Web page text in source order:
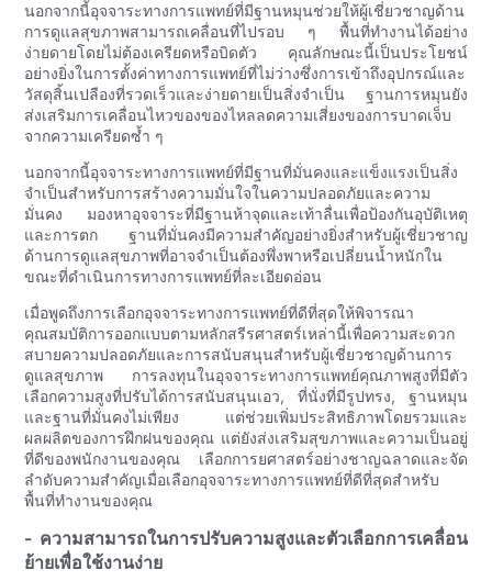
นอกจากนี้อุจจาระทางการแพทย์ที่มีฐานหมุนช่วยให้ผู้เชี่ยวชาญด้าน
การดูแลสุขภาพสามารถเคลื่อนที่ไปรอบ ๆ พื้นที่ทำงานได้อย่าง
ง่ายดายโดยไม่ต้องเครียดหรือบิดตัว คุณลักษณะนี้เป็นประโยชน์
อย่างยิ่งในการตั้งค่าทางการแพทย์ที่ไม่ว่างซึ่งการเข้าถึงอุปกรณ์และ
วัสดุสิ้นเปลืองที่รวดเร็วและง่ายดายเป็นสิ่งจำเป็น ฐานการหมุนยัง
ส่งเสริมการเคลื่อนไหวของของไหลลดความเสี่ยงของการบาดเจ็บ
จากความเครียดซ้ำ ๆ
นอกจากนี้อุจจาระทางการแพทย์ที่มีฐานที่มั่นคงและแข็งแรงเป็นสิ่ง
จำเป็นสำหรับการสร้างความมั่นใจในความปลอดภัยและความ
มั่นคง มองหาอุจจาระที่มีฐานห้าจุดและเท้าลื่นเพื่อป้องกันอุบัติเหตุ
และการตก ฐานที่มั่นคงมีความสำคัญอย่างยิ่งสำหรับผู้เชี่ยวชาญ
ด้านการดูแลสุขภาพที่อาจจำเป็นต้องพึ่งพาหรือเปลี่ยนน้ำหนักใน
ขณะที่ดำเนินการทางการแพทย์ที่ละเอียดอ่อน
เมื่อพูดถึงการเลือกอุจจาระทางการแพทย์ที่ดีที่สุดให้พิจารณา
คุณสมบัติการออกแบบตามหลักสรีรศาสตร์เหล่านี้เพื่อความสะดวก
สบายความปลอดภัยและการสนับสนุนสำหรับผู้เชี่ยวชาญด้านการ
ดูแลสุขภาพ การลงทุนในอุจจาระทางการแพทย์คุณภาพสูงที่มีตัว
เลือกความสูงที่ปรับได้การสนับสนุนเอว, ที่นั่งที่มีรูปทรง, ฐานหมุน
และฐานที่มั่นคงไม่เพียง แต่ช่วยเพิ่มประสิทธิภาพโดยรวมและ
ผลผลิตของการฝึกฝนของคุณ แต่ยังส่งเสริมสุขภาพและความเป็นอยู่
ที่ดีของพนักงานของคุณ เลือกการยศาสตร์อย่างชาญฉลาดและจัด
ลำดับความสำคัญเมื่อเลือกอุจจาระทางการแพทย์ที่ดีที่สุดสำหรับ
พื้นที่ทำงานของคุณ
- ความสามารถในการปรับความสูงและตัวเลือกการเคลื่อน
ย้ายเพื่อใช้งานง่าย